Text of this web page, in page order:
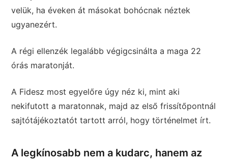
velük, ha éveken át másokat bohócnak néztek
ugyanezért.
A régi ellenzék legalább végigcsinálta a maga 22
órás maratonját.
A Fidesz most egyelőre úgy néz ki, mint aki
nekifutott a maratonnak, majd az első frissítőpontnál
sajtótájékoztatót tartott arról, hogy történelmet írt.
A legkínosabb nem a kudarc, hanem az